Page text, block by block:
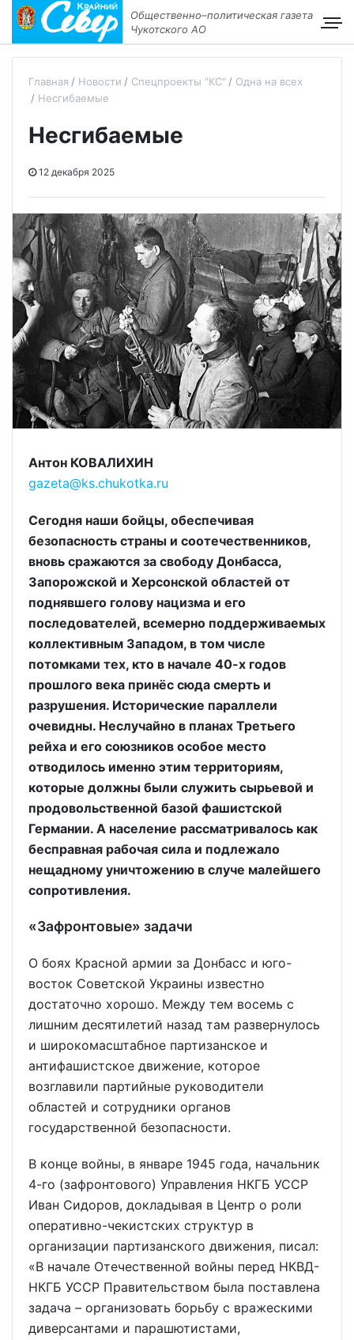
Общественно–политическая газета
Чукотского АО
Главная Новости Спецпроекты "КС"
Одна на всех
Несгибаемые
Несгибаемые
12 декабря 2025
Антон КОВАЛИХИН
gazeta@ks.chukotka.ru
Сегодня наши бойцы, обеспечивая
безопасность страны и соотечественников,
вновь сражаются за свободу Донбасса,
Запорожской и Херсонской областей от
поднявшего голову нацизма и его
последователей, всемерно поддерживаемых
коллективным Западом, в том числе
потомками тех, кто в начале 40-х годов
прошлого века принёс сюда смерть и
разрушения. Исторические параллели
очевидны. Неслучайно в планах Третьего
рейха и его союзников особое место
отводилось именно этим территориям,
которые должны были служить сырьевой и
продовольственной базой фашистской
Германии. А население рассматривалось как
бесправная рабочая сила и подлежало
нещадному уничтожению в случе малейшего
сопротивления.
«Зафронтовые» задачи
О боях Красной армии за Донбасс и юго-
восток Советской Украины известно
достаточно хорошо. Между тем восемь с
лишним десятилетий назад там развернулось
и широкомасштабное партизанское и
антифашистское движение, которое
возглавили партийные руководители
областей и сотрудники органов
государственной безопасности.
В конце войны, в январе 1945 года, начальник
4-го (зафронтового) Управления НКГБ УССР
Иван Сидоров, докладывая в Центр о роли
оперативно-чекистских структур в
организации партизанского движения, писал:
«В начале Отечественной войны перед НКВД-
НКГБ УССР Правительством была поставлена
задача – организовать борьбу с вражескими
диверсантами и парашютистами,